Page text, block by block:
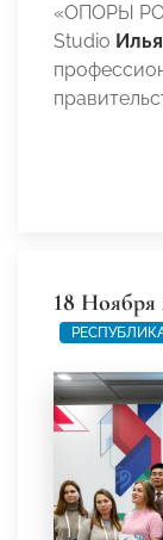
«ОПОРЫ
Studio
18 Ноября